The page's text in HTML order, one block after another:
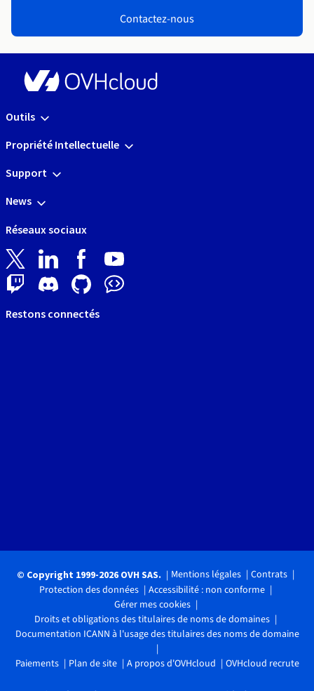
Contactez-nous
Outils
Propriété Intellectuelle
Support
News
Réseaux sociaux
Restons connectés
© Copyright 1999-2026 OVH SAS. Mentions légales
Contrats
Protection des données
Accessibilité : non conforme
Gérer mes cookies
Droits et obligations des titulaires de noms de domaines
Documentation ICANN à l'usage des titulaires des noms de domaine
Paiements Plan de site A propos d'OVHcloud OVHcloud recrute